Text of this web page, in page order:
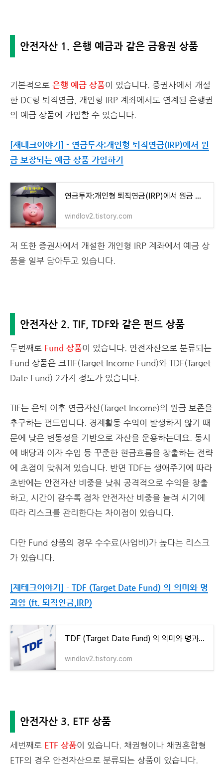
안전자산 1. 은행 예금과 같은 금융권 상품
기본적으로 은행 예금 상품이 있습니다. 증권사에서 개설
한 DC형 퇴직연금, 개인형 IRP 계좌에서도 연계된 은행권
의 예금 상품에 가입할 수 있습니다.
[재테크이야기] - 연금투자:개인형 퇴직연금(IRP)에서 원
금 보장되는 예금 상품 가입하기
연금투자:개인형 퇴직연금(IRP)에서 원금 보장되는 예금 상품 가입하기
windlov2.tistory.com
저 또한 증권사에서 개설한 개인형 IRP 계좌에서 예금 상
품을 일부 담아두고 있습니다.
안전자산 2. TIF, TDF와 같은 펀드 상품
두번째로 Fund 상품이 있습니다. 안전자산으로 분류되는
Fund 상품은 크TIF(Target Income Fund)와 TDF(Target
Date Fund) 2가지 정도가 있습니다.
TIF는 은퇴 이후 연금자산(Target Income)의 원금 보존을
추구하는 펀드입니다. 경제활동 수익이 발생하지 않기 때
문에 낮은 변동성을 기반으로 자산을 운용하는데요. 동시
에 배당과 이자 수입 등 꾸준한 현금흐름을 창출하는 전략
에 초점이 맞춰져 있습니다. 반면 TDF는 생애주기에 따라
초반에는 안전자산 비중을 낮춰 공격적으로 수익을 창출
하고, 시간이 갈수록 점차 안전자산 비중을 늘려 시기에
따라 리스크를 관리한다는 차이점이 있습니다.
다만 Fund 상품의 경우 수수료(사업비)가 높다는 리스크
가 있습니다.
[재테크이야기] - TDF (Target Date Fund) 의 의미와 명
과암 (ft. 퇴직연금,IRP)
TDF (Target Date Fund) 의 의미와 명과암 (ft. 퇴직연금,IRP)
windlov2.tistory.com
안전자산 3. ETF 상품
세번째로 ETF 상품이 있습니다. 채권형이나 채권혼합형
ETF의 경우 안전자산으로 분류되는 상품이 있습니다.